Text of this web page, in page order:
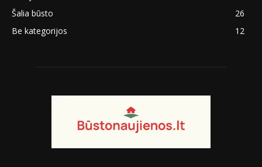
Šalia būsto
26
Be kategorijos
12